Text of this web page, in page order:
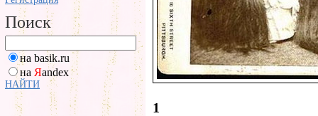
Поиск
на basik.ru
на Яandex
НАЙТИ
1